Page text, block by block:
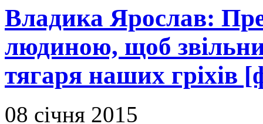
Владика Ярослав:
людиною, щоб
тягаря наших гріхів
08 січня 2015